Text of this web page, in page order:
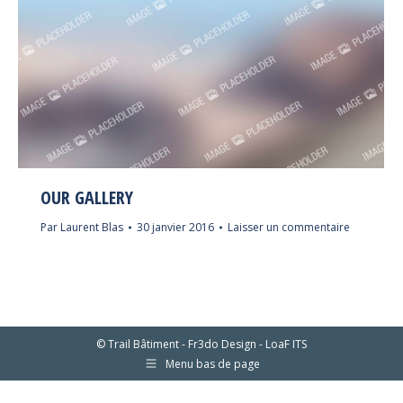
OUR GALLERY
Par Laurent Blas 30 janvier 2016 Laisser un commentaire
© Trail Bâtiment - Fr3do Design - LoaF ITS
Menu bas de page